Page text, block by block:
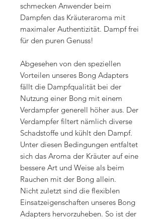
schmecken Anwender beim
Dampfen das Kräuteraroma mit
maximaler Authentizität. Dampf frei
für den puren Genuss!
Abgesehen von den speziellen
Vorteilen unseres Bong Adapters
fällt die Dampfqualität bei der
Nutzung einer Bong mit einem
Verdampfer generell höher aus. Der
Verdampfer filtert nämlich diverse
Schadstoffe und kühlt den Dampf.
Unter diesen Bedingungen entfaltet
sich das Aroma der Kräuter auf eine
bessere Art und Weise als beim
Rauchen mit der Bong allein.
Nicht zuletzt sind die flexiblen
Einsatzeigenschaften unseres Bong
Adapters hervorzuheben. So ist der